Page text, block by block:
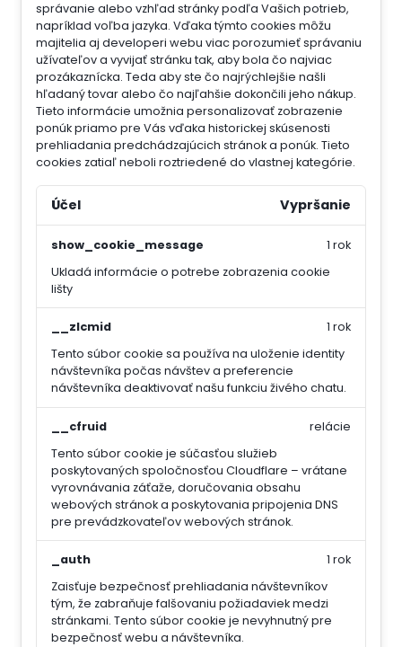
správanie alebo vzhľad stránky podľa Vašich potrieb,
napríklad voľba jazyka. Vďaka týmto cookies môžu
majitelia aj developeri webu viac porozumieť správaniu
užívateľov a vyvijať stránku tak, aby bola čo najviac
prozákaznícka. Teda aby ste čo najrýchlejšie našli
hľadaný tovar alebo čo najľahšie dokončili jeho nákup.
Tieto informácie umožnia personalizovať zobrazenie
ponúk priamo pre Vás vďaka historickej skúsenosti
prehliadania predchádzajúcich stránok a ponúk. Tieto
cookies zatiaľ neboli roztriedené do vlastnej kategórie.
Účel Vypršanie
show_cookie_message
Ukladá informácie o potrebe zobrazenia cookie
lišty
1 rok
__zlcmid
Tento súbor cookie sa používa na uloženie identity
návštevníka počas návštev a preferencie
návštevníka deaktivovať našu funkciu živého chatu.
1 rok
__cfruid
Tento súbor cookie je súčasťou služieb
poskytovaných spoločnosťou Cloudflare – vrátane
vyrovnávania záťaže, doručovania obsahu
webových stránok a poskytovania pripojenia DNS
pre prevádzkovateľov webových stránok.
relácie
_auth
Zaisťuje bezpečnosť prehliadania návštevníkov
tým, že zabraňuje falšovaniu požiadaviek medzi
stránkami. Tento súbor cookie je nevyhnutný pre
bezpečnosť webu a návštevníka.
1 rok